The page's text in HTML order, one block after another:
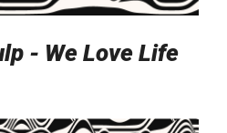
- We Love Life